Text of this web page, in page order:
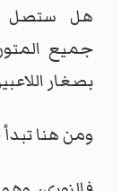
هل ستصل
جميع
بصغار
ومن هنا تبدأ